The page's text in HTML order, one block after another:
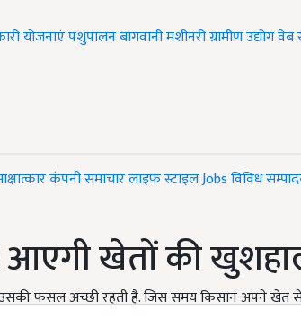
योजनाएंपशुपालनबागवानीमशीनरीग्रामीण उद्योगवेब
कंपनी समाचारलाइफ स्टाइलJobsविविध
आएगी खेतों की
फसल अच्छी रहती है. जिस समय किसान अपने खेत